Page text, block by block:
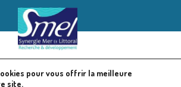
SMEL Mentions légales
pour vous offrir la meilleure
site.